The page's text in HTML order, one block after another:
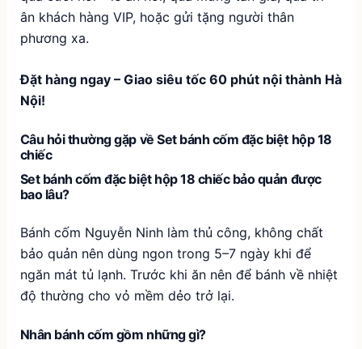
ân khách hàng VIP, hoặc gửi tặng người thân
phương xa.
Đặt hàng ngay – Giao siêu tốc 60 phút nội thành Hà
Nội!
Câu hỏi thường gặp về Set bánh cốm đặc biệt hộp 18
chiếc
Set bánh cốm đặc biệt hộp 18 chiếc bảo quản được
bao lâu?
Bánh cốm Nguyễn Ninh làm thủ công, không chất
bảo quản nên dùng ngon trong 5–7 ngày khi để
ngăn mát tủ lạnh. Trước khi ăn nên để bánh về nhiệt
độ thường cho vỏ mềm dẻo trở lại.
Nhân bánh cốm gồm những gì?